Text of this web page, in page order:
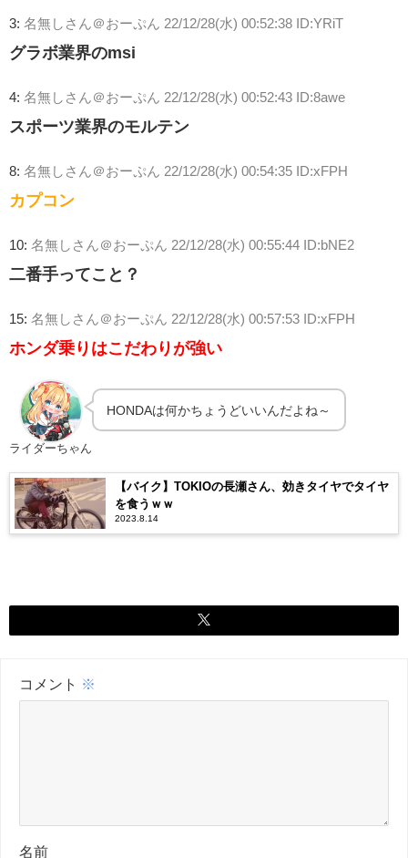
3: 名無しさん＠おーぷん 22/12/28(水) 00:52:38 ID:YRiT
グラボ業界のmsi
4: 名無しさん＠おーぷん 22/12/28(水) 00:52:43 ID:8awe
スポーツ業界のモルテン
8: 名無しさん＠おーぷん 22/12/28(水) 00:54:35 ID:xFPH
カプコン
10: 名無しさん＠おーぷん 22/12/28(水) 00:55:44 ID:bNE2
二番手ってこと？
15: 名無しさん＠おーぷん 22/12/28(水) 00:57:53 ID:xFPH
ホンダ乗りはこだわりが強い
ライダーちゃん
HONDAは何かちょうどいいんだよね～
【バイク】TOKIOの長瀬さん、効きタイヤでタイヤ
を食うｗｗ
2023.8.14
コメント ※
名前